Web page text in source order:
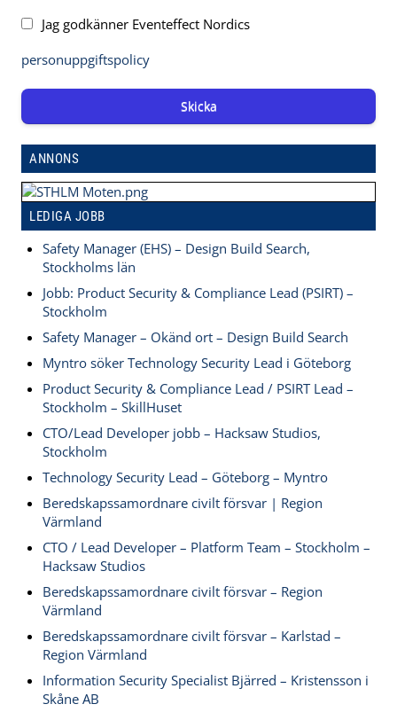
Jag godkänner Eventeffect Nordics
personuppgiftspolicy
Skicka
ANNONS
LEDIGA JOBB
Safety Manager (EHS) – Design Build Search,
Stockholms län
Jobb: Product Security & Compliance Lead (PSIRT) –
Stockholm
Safety Manager – Okänd ort – Design Build Search
Myntro söker Technology Security Lead i Göteborg
Product Security & Compliance Lead / PSIRT Lead –
Stockholm – SkillHuset
CTO/Lead Developer jobb – Hacksaw Studios,
Stockholm
Technology Security Lead – Göteborg – Myntro
Beredskapssamordnare civilt försvar | Region
Värmland
CTO / Lead Developer – Platform Team – Stockholm –
Hacksaw Studios
Beredskapssamordnare civilt försvar – Region
Värmland
Beredskapssamordnare civilt försvar – Karlstad –
Region Värmland
Information Security Specialist Bjärred – Kristensson i
Skåne AB